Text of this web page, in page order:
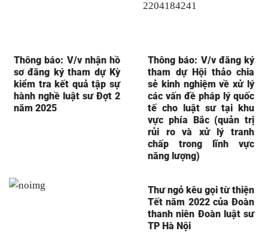
Thông báo: V/v nhận hồ
sơ đăng ký tham dự Kỳ
kiểm tra kết quả tập sự
hành nghề luật sư Đợt 2
năm 2025
Thông báo: V/v đăng ký
tham dự Hội thảo chia
sẻ kinh nghiệm về xử lý
các vấn đề pháp lý quốc
tế cho luật sư tại khu
vực phía Bắc (quản trị
rủi ro và xử lý tranh
chấp trong lĩnh vực
năng lượng)
Thư ngỏ kêu gọi từ thiện
Tết năm 2022 của Đoàn
thanh niên Đoàn luật sư
TP Hà Nội